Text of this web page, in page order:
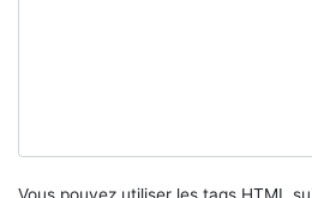
Vous pouvez utiliser les tags HTML